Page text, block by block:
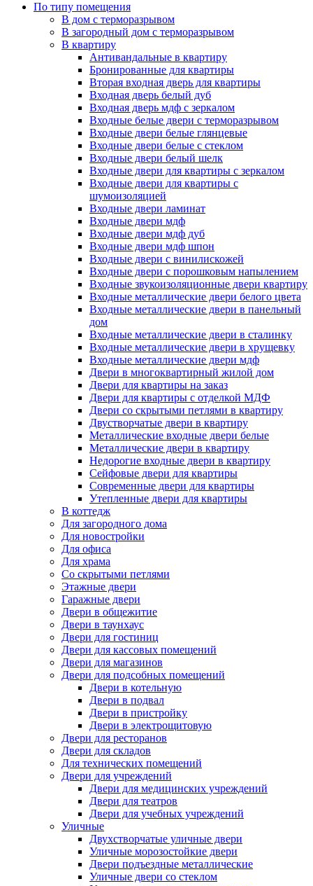
По типу помещения
В дом с терморазрывом
В загородный дом с терморазрывом
В квартиру
Антивандальные в квартиру
Бронированные для квартиры
Вторая входная дверь для квартиры
Входная дверь белый дуб
Входная дверь мдф с зеркалом
Входные белые двери с терморазрывом
Входные двери белые глянцевые
Входные двери белые с стеклом
Входные двери белый шелк
Входные двери для квартиры с зеркалом
Входные двери для квартиры с
шумоизоляцией
Входные двери ламинат
Входные двери мдф
Входные двери мдф дуб
Входные двери мдф шпон
Входные двери с винилискожей
Входные двери с порошковым напылением
Входные звукоизоляционные двери квартиру
Входные металлические двери белого цвета
Входные металлические двери в панельный
дом
Входные металлические двери в сталинку
Входные металлические двери в хрущевку
Входные металлические двери мдф
Двери в многоквартирный жилой дом
Двери для квартиры на заказ
Двери для квартиры с отделкой МДФ
Двери со скрытыми петлями в квартиру
Двустворчатые двери в квартиру
Металлические входные двери белые
Металлические двери в квартиру
Недорогие входные двери в квартиру
Сейфовые двери для квартиры
Современные двери для квартиры
Утепленные двери для квартиры
В коттедж
Для загородного дома
Для новостройки
Для офиса
Для храма
Со скрытыми петлями
Этажные двери
Гаражные двери
Двери в общежитие
Двери в таунхаус
Двери для гостиниц
Двери для кассовых помещений
Двери для магазинов
Двери для подсобных помещений
Двери в котельную
Двери в подвал
Двери в пристройку
Двери в электрощитовую
Двери для ресторанов
Двери для складов
Для технических помещений
Двери для учреждений
Двери для медицинских учреждений
Двери для театров
Двери для учебных учреждений
Уличные
Двухстворчатые уличные двери
Уличные морозостойкие двери
Двери подъездные металлические
Уличные двери со стеклом